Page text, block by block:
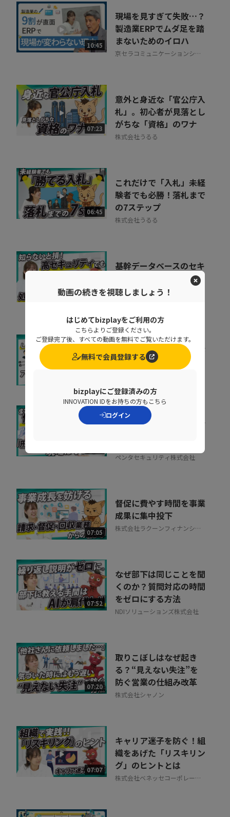
10:45
現場を見すぎて失敗…？
製造業ERPでムダ足を踏
まないためのイロハ
京セラコミュニケーションシス
07:23
意外と身近な「官公庁入
札」。初心者が見落とし
がちな「資格」のワナ
株式会社うるる
06:45
これだけで「入札」未経
験者でも必勝！落札まで
の7ステップ
株式会社うるる
07:02
基幹データベースのセキ
ュリティを強化するとき
に処理速度を落と...
増え続けるID、見きれな
い管理が事故を生む理由
「私たちは安全だ」と思
ペンタセキュリティ株式会社
07:05
督促に費やす時間を事業
成果に集中投下
株式会社ラクーンフィナンシャ
07:52
なぜ部下は同じことを聞
くのか？質問対応の時間
をゼロにする方法
NDIソリューションズ株式会社
07:20
取りこぼしはなぜ起き
る？“見えない失注”を
防ぐ営業の仕組み改革
株式会社シャノン
07:07
キャリア迷子を防ぐ！組
織をあげた「リスキリン
グ」のヒントとは
株式会社ベネッセコーポレーシ
動画の続きを視聴しましょう！
はじめてbizplayをご利用の方
こちらよりご登録ください。
ご登録完了後、すべての動画を無料でご覧いただけます。
無料で会員登録する
bizplayにご登録済みの方
INNOVATION IDをお持ちの方もこちら
ログイン